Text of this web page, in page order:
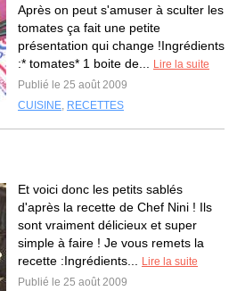
Après on peut s'amuser à sculter les
tomates ça fait une petite
présentation qui change !Ingrédients
:* tomates* 1 boite de...
Lire la suite
Publié le 25 août 2009
CUISINE, RECETTES
Et voici donc les petits sablés
d'après la recette de Chef Nini ! Ils
sont vraiment délicieux et super
simple à faire ! Je vous remets la
recette :Ingrédients...
Lire la suite
Publié le 25 août 2009